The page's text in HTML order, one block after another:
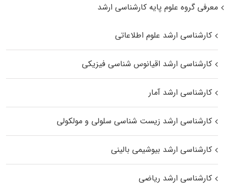
معرفی گروه علوم پایه کارشناسی ارشد
کارشناسی ارشد علوم اطلاعاتی
کارشناسی ارشد اقیانوس‌ شناسی فیزیکی
کارشناسی ارشد آمار
کارشناسی ارشد زیست شناسی سلولی و مولکولی
کارشناسی ارشد بیوشیمی بالینی
کارشناسی ارشد ریاضی